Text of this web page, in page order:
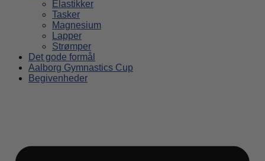
Elastikker
Tasker
Magnesium
Lapper
Strømper
Det gode formål
Aalborg Gymnastics Cup
Begivenheder